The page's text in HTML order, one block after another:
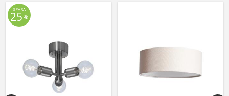
SPARA
25%